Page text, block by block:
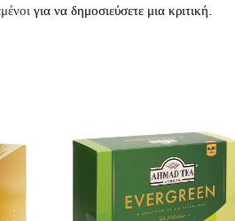
για να δημοσιεύσετε μια κριτική.